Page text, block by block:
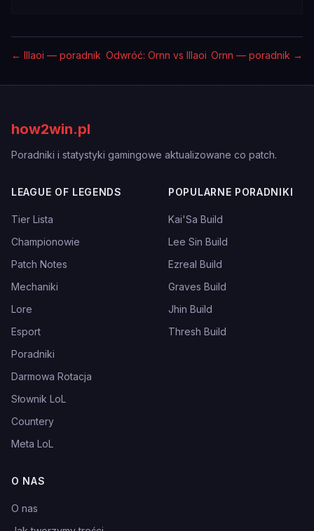
← Illaoi — poradnik Odwróć: Ornn vs Illaoi Ornn — poradnik →
how2win.pl
Poradniki i statystyki gamingowe aktualizowane co patch.
LEAGUE OF LEGENDS
Tier Lista
Championowie
Patch Notes
Mechaniki
Lore
Esport
Poradniki
Darmowa Rotacja
Słownik LoL
Countery
Meta LoL
POPULARNE PORADNIKI
Kai'Sa Build
Lee Sin Build
Ezreal Build
Graves Build
Jhin Build
Thresh Build
O NAS
O nas